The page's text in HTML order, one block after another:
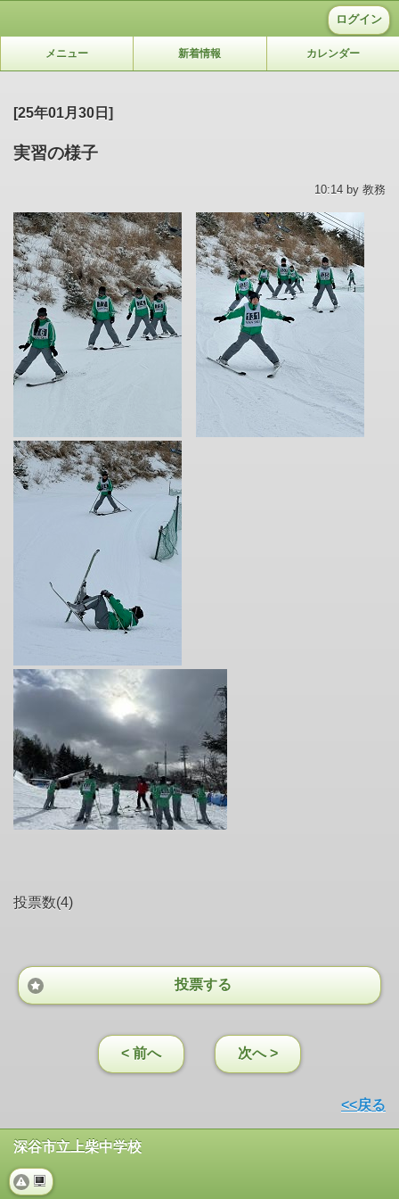
ログイン
メニュー 新着情報 カレンダー
[25年01月30日]
実習の様子
10:14 by 教務
投票数(4)
投票する
< 前へ 次へ >
<<戻る
深谷市立上柴中学校